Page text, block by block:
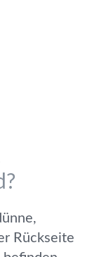
Rückseite